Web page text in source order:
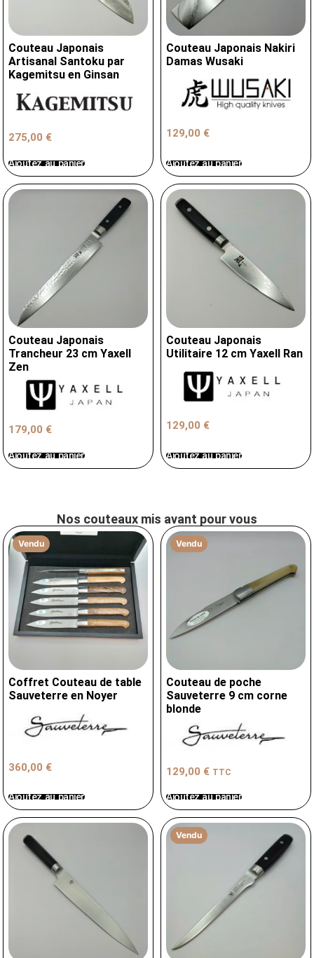
Couteau Japonais
Artisanal Santoku par
Kagemitsu en Ginsan
275,00 €
Ajoutez au panier
Couteau Japonais Nakiri
Damas Wusaki
129,00 €
Ajoutez au panier
Couteau Japonais
Trancheur 23 cm Yaxell
Zen
179,00 €
Ajoutez au panier
Couteau Japonais
Utilitaire 12 cm Yaxell Ran
129,00 €
Ajoutez au panier
Nos couteaux mis avant pour vous
Vendu
Coffret Couteau de table
Sauveterre en Noyer
360,00 €
Ajoutez au panier
Vendu
Couteau de poche
Sauveterre 9 cm corne
blonde
129,00 € TTC
Ajoutez au panier
Vendu